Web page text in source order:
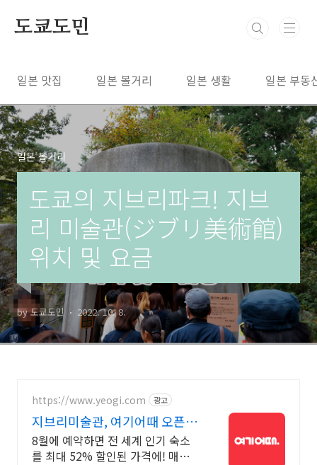
도쿄도민
일본 맛집 일본 볼거리 일본 생활 일본 부동
일본 볼거리
도쿄의 지브리파크! 지브
리 미술관(ジブリ美術館)
위치 및 요금
by 도쿄도민 2022. 10. 8.
https://www.yeogi.com 광고
지브리미술관, 여기어때 오픈런
숙소 최대 81% 할인
8월에 예약하면 전 세계 인기 숙소
를 최대 52% 할인된 가격에! 매주